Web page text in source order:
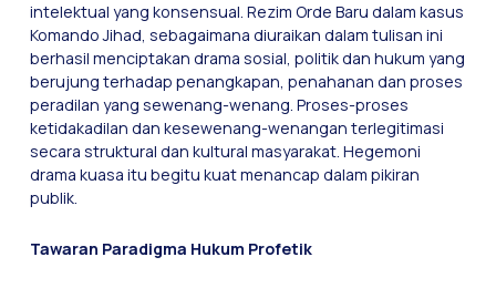
intelektual yang konsensual. Rezim Orde Baru dalam kasus
Komando Jihad, sebagaimana diuraikan dalam tulisan ini
berhasil menciptakan drama sosial, politik dan hukum yang
berujung terhadap penangkapan, penahanan dan proses
peradilan yang sewenang-wenang. Proses-proses
ketidakadilan dan kesewenang-wenangan terlegitimasi
secara struktural dan kultural masyarakat. Hegemoni
drama kuasa itu begitu kuat menancap dalam pikiran
publik.
Tawaran Paradigma Hukum Profetik